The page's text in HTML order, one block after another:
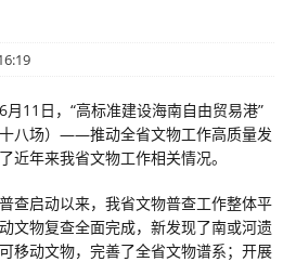
11日，“高标准建设海南自由贸易港”
八场）——推动全省文物工作高质量发
近年来我省文物工作相关情况。
查启动以来，我省文物普查工作整体平
文物复查全面完成，新发现了南或河遗
移动文物，完善了全省文物谱系；开展